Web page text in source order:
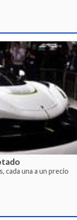
cada una a un precio